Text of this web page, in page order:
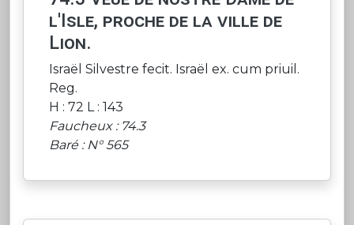
l'Isle, proche de la ville de
Lion.
Israël Silvestre fecit. Israël ex. cum priuil.
Reg.
H : 72 L : 143
Faucheux : 74.3
Baré : N° 565